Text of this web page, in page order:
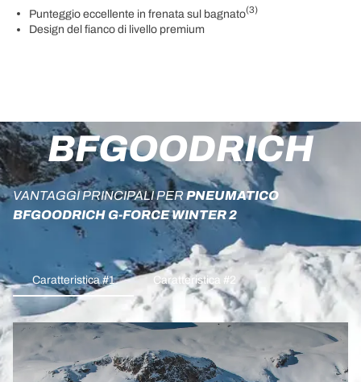
Punteggio eccellente in frenata sul bagnato(3)
Design del fianco di livello premium
BFGOODRICH
VANTAGGI PRINCIPALI PERPNEUMATICO
BFGOODRICH G-FORCE WINTER 2
Caratteristica #1 Caratteristica #2